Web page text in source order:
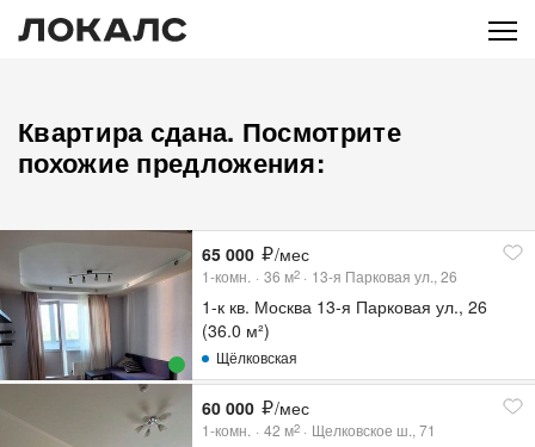
Квартира сдана. Посмотрите
похожие предложения:
65 000 /мес
1-комн. 36 м2 13-я Парковая ул., 26
1-к кв. Москва 13-я Парковая ул., 26
(36.0 м²)
Щёлковская
60 000 /мес
1-комн. 42 м2 Щелковское ш., 71